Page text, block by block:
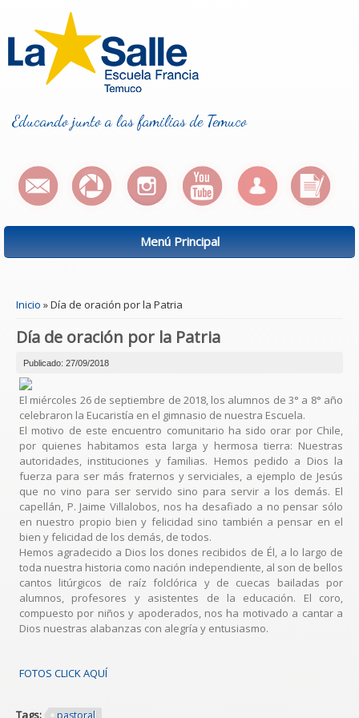
Educando junto a las familias de Temuco
Menú Principal
Inicio » Día de oración por la Patria
Día de oración por la Patria
Publicado: 27/09/2018
El miércoles 26 de septiembre de 2018, los alumnos de 3° a 8° año
celebraron la Eucaristía en el gimnasio de nuestra Escuela.
El motivo de este encuentro comunitario ha sido orar por Chile,
por quienes habitamos esta larga y hermosa tierra: Nuestras
autoridades, instituciones y familias. Hemos pedido a Dios la
fuerza para ser más fraternos y serviciales, a ejemplo de Jesús
que no vino para ser servido sino para servir a los demás. El
capellán, P. Jaime Villalobos, nos ha desafiado a no pensar sólo
en nuestro propio bien y felicidad sino también a pensar en el
bien y felicidad de los demás, de todos.
Hemos agradecido a Dios los dones recibidos de Él, a lo largo de
toda nuestra historia como nación independiente, al son de bellos
cantos litúrgicos de raíz folclórica y de cuecas bailadas por
alumnos, profesores y asistentes de la educación. El coro,
compuesto por niños y apoderados, nos ha motivado a cantar a
Dios nuestras alabanzas con alegría y entusiasmo.
FOTOS CLICK AQUÍ
Tags: pastoral